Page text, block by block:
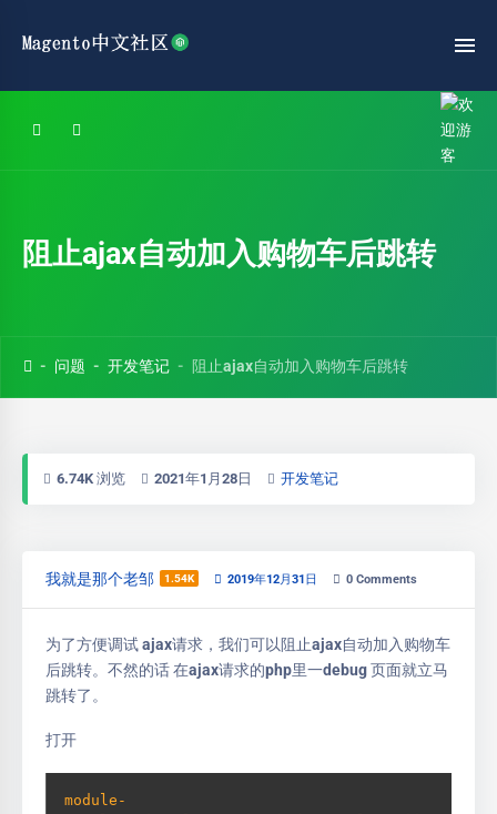
阻止ajax自动加入购物车后跳转
问题 开发笔记 阻止ajax自动加入购物车后跳转
6.74K 浏览 2021年1月28日 开发笔记
我就是那个老邹 1.54K 2019年12月31日 0 Comments
为了方便调试 ajax请求，我们可以阻止ajax自动加入购物车
后跳转。不然的话 在ajax请求的php里一debug 页面就立马
跳转了。
打开
module-